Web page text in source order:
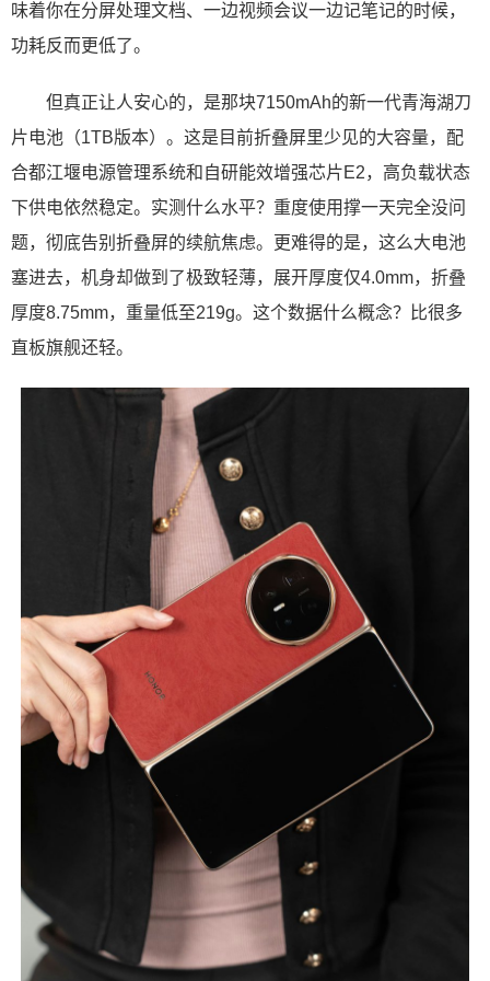
味着你在分屏处理文档、一边视频会议一边记笔记的时候，
功耗反而更低了。
但真正让人安心的，是那块7150mAh的新一代青海湖刀
片电池（1TB版本）。这是目前折叠屏里少见的大容量，配
合都江堰电源管理系统和自研能效增强芯片E2，高负载状态
下供电依然稳定。实测什么水平？重度使用撑一天完全没问
题，彻底告别折叠屏的续航焦虑。更难得的是，这么大电池
塞进去，机身却做到了极致轻薄，展开厚度仅4.0mm，折叠
厚度8.75mm，重量低至219g。这个数据什么概念？比很多
直板旗舰还轻。